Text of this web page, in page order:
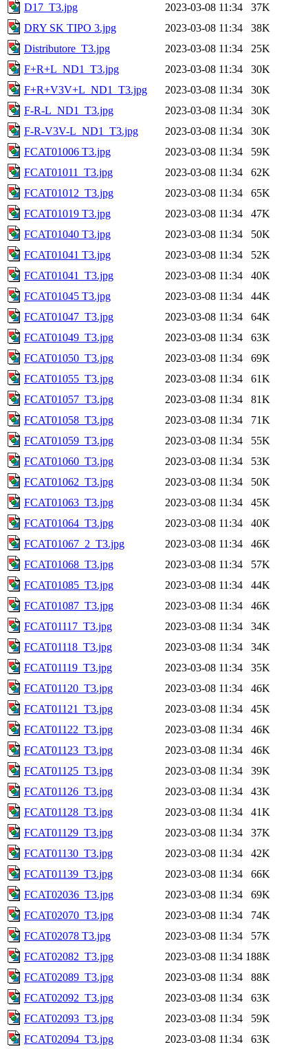
D17_T3.jpg
2023-03-08 11:34
37K
DRY SK TIPO 3.jpg
2023-03-08 11:34
38K
Distributore_T3.jpg
2023-03-08 11:34
25K
F+R+L_ND1_T3.jpg
2023-03-08 11:34
30K
F+R+V3V+L_ND1_T3.jpg
2023-03-08 11:34
30K
F-R-L_ND1_T3.jpg
2023-03-08 11:34
30K
F-R-V3V-L_ND1_T3.jpg
2023-03-08 11:34
30K
FCAT01006 T3.jpg
2023-03-08 11:34
59K
FCAT01011_T3.jpg
2023-03-08 11:34
62K
FCAT01012_T3.jpg
2023-03-08 11:34
65K
FCAT01019 T3.jpg
2023-03-08 11:34
47K
FCAT01040 T3.jpg
2023-03-08 11:34
50K
FCAT01041 T3.jpg
2023-03-08 11:34
52K
FCAT01041_T3.jpg
2023-03-08 11:34
40K
FCAT01045 T3.jpg
2023-03-08 11:34
44K
FCAT01047_T3.jpg
2023-03-08 11:34
64K
FCAT01049_T3.jpg
2023-03-08 11:34
63K
FCAT01050_T3.jpg
2023-03-08 11:34
69K
FCAT01055_T3.jpg
2023-03-08 11:34
61K
FCAT01057_T3.jpg
2023-03-08 11:34
81K
FCAT01058_T3.jpg
2023-03-08 11:34
71K
FCAT01059_T3.jpg
2023-03-08 11:34
55K
FCAT01060_T3.jpg
2023-03-08 11:34
53K
FCAT01062_T3.jpg
2023-03-08 11:34
50K
FCAT01063_T3.jpg
2023-03-08 11:34
45K
FCAT01064_T3.jpg
2023-03-08 11:34
40K
FCAT01067_2_T3.jpg
2023-03-08 11:34
46K
FCAT01068_T3.jpg
2023-03-08 11:34
57K
FCAT01085_T3.jpg
2023-03-08 11:34
44K
FCAT01087_T3.jpg
2023-03-08 11:34
46K
FCAT01117_T3.jpg
2023-03-08 11:34
34K
FCAT01118_T3.jpg
2023-03-08 11:34
34K
FCAT01119_T3.jpg
2023-03-08 11:34
35K
FCAT01120_T3.jpg
2023-03-08 11:34
46K
FCAT01121_T3.jpg
2023-03-08 11:34
45K
FCAT01122_T3.jpg
2023-03-08 11:34
46K
FCAT01123_T3.jpg
2023-03-08 11:34
46K
FCAT01125_T3.jpg
2023-03-08 11:34
39K
FCAT01126_T3.jpg
2023-03-08 11:34
43K
FCAT01128_T3.jpg
2023-03-08 11:34
41K
FCAT01129_T3.jpg
2023-03-08 11:34
37K
FCAT01130_T3.jpg
2023-03-08 11:34
42K
FCAT01139_T3.jpg
2023-03-08 11:34
66K
FCAT02036_T3.jpg
2023-03-08 11:34
69K
FCAT02070_T3.jpg
2023-03-08 11:34
74K
FCAT02078 T3.jpg
2023-03-08 11:34
57K
FCAT02082_T3.jpg
2023-03-08 11:34 188K
FCAT02089_T3.jpg
2023-03-08 11:34
88K
FCAT02092_T3.jpg
2023-03-08 11:34
63K
FCAT02093_T3.jpg
2023-03-08 11:34
59K
FCAT02094_T3.jpg
2023-03-08 11:34 63K